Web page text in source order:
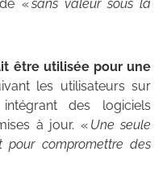
«sans valeur sous la
être utilisée pour une
les utilisateurs sur
des logiciels
à jour. « Une seule
compromettre des